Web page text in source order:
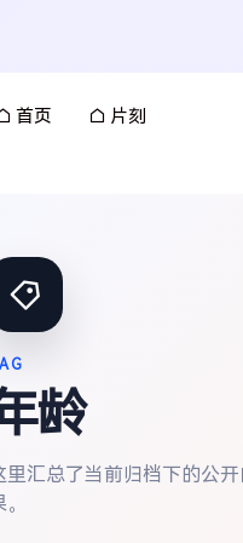
首页 片刻
龄
里汇总了当前归档下的公